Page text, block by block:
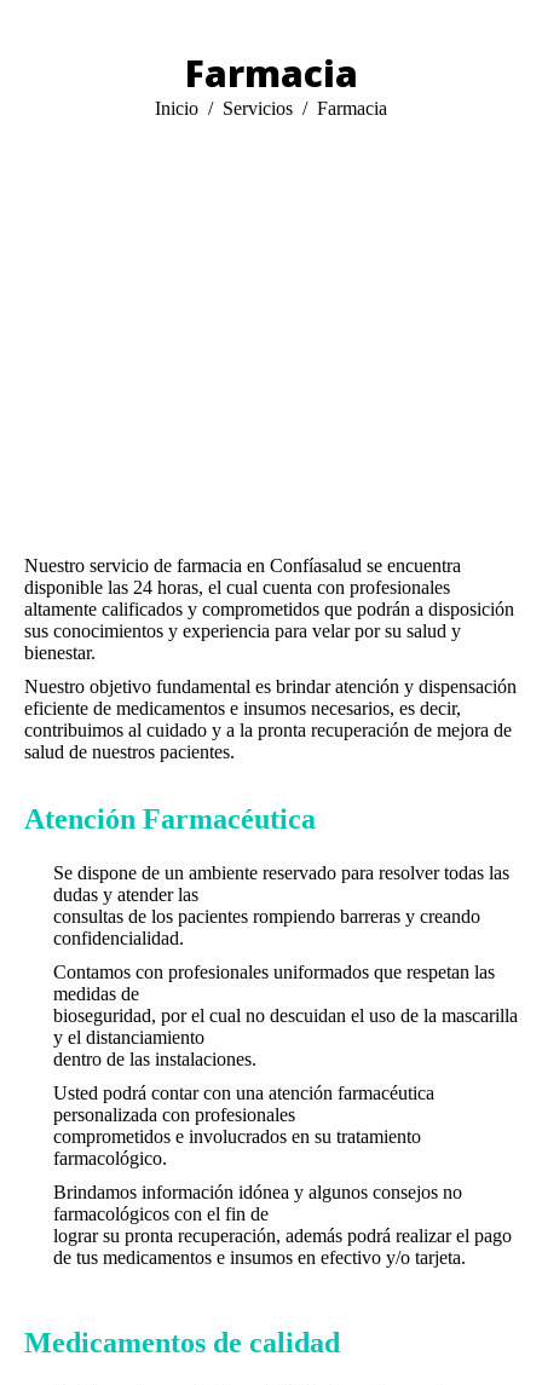
Farmacia
Estás aquí:
Inicio Servicios Farmacia
Nuestro servicio de farmacia en Confíasalud se encuentra
disponible las 24 horas, el cual cuenta con profesionales
altamente calificados y comprometidos que podrán a disposición
sus conocimientos y experiencia para velar por su salud y
bienestar.
Nuestro objetivo fundamental es brindar atención y dispensación
eficiente de medicamentos e insumos necesarios, es decir,
contribuimos al cuidado y a la pronta recuperación de mejora de
salud de nuestros pacientes.
Atención Farmacéutica
Se dispone de un ambiente reservado para resolver todas las
dudas y atender las
consultas de los pacientes rompiendo barreras y creando
confidencialidad.
Contamos con profesionales uniformados que respetan las
medidas de
bioseguridad, por el cual no descuidan el uso de la mascarilla
y el distanciamiento
dentro de las instalaciones.
Usted podrá contar con una atención farmacéutica
personalizada con profesionales
comprometidos e involucrados en su tratamiento
farmacológico.
Brindamos información idónea y algunos consejos no
farmacológicos con el fin de
lograr su pronta recuperación, además podrá realizar el pago
de tus medicamentos e insumos en efectivo y/o tarjeta.
Medicamentos de calidad